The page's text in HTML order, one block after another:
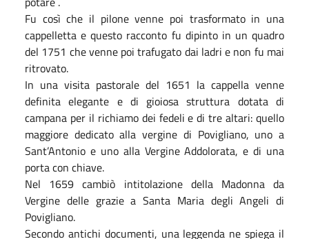
Fu così che il pilone venne poi trasformato in una
cappelletta e questo racconto fu dipinto in un quadro
del 1751 che venne poi trafugato dai ladri e non fu mai
ritrovato.
In una visita pastorale del 1651 la cappella venne
definita elegante e di gioiosa struttura dotata di
campana per il richiamo dei fedeli e di tre altari: quello
maggiore dedicato alla vergine di Povigliano, uno a
Sant’Antonio e uno alla Vergine Addolorata, e di una
porta con chiave.
Nel 1659 cambiò intitolazione della Madonna da
Vergine delle grazie a Santa Maria degli Angeli di
Povigliano.
Secondo antichi documenti, una leggenda ne spiega il